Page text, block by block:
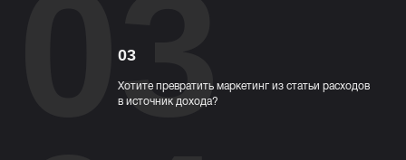
03
Хотите превратить маркетинг из статьи расходов
в источник дохода?
03